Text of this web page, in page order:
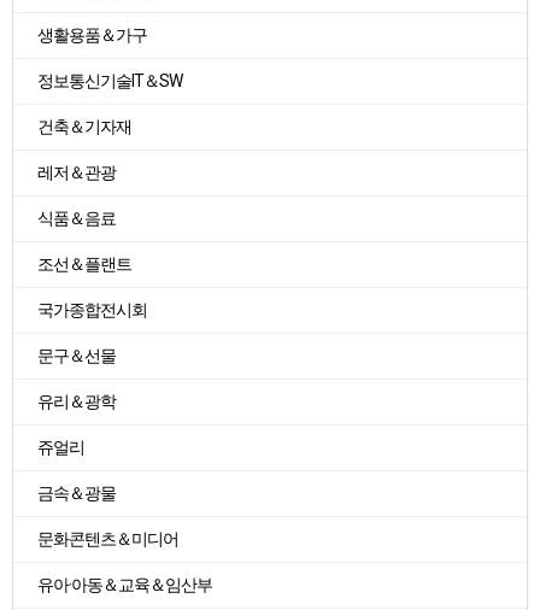
생활용품＆가구
정보통신기술IT＆SW
건축＆기자재
레저＆관광
식품＆음료
조선＆플랜트
국가종합전시회
문구＆선물
유리＆광학
쥬얼리
금속＆광물
문화콘텐츠＆미디어
유아·아동＆교육＆임산부